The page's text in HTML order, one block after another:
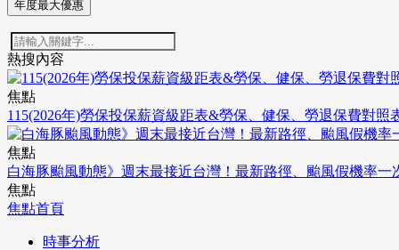
年度最大優惠
熱搜內容
焦點
115(2026年)勞保投保薪資級距表&勞保、健保、勞退保費對照
焦點
白海豚颱風動態》週末最接近台灣！最新路徑、颱風假機率一
焦點
焦點首頁
時事分析